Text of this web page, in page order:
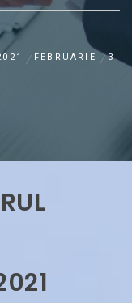
FEBRUARIE 3